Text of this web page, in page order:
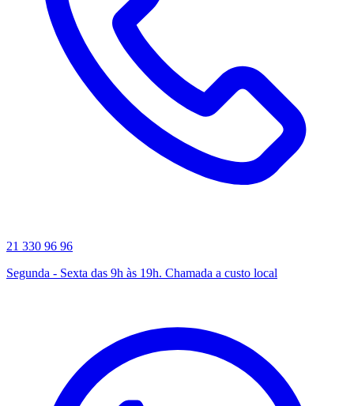
21 330 96 96
Segunda - Sexta das 9h às 19h. Chamada a custo local